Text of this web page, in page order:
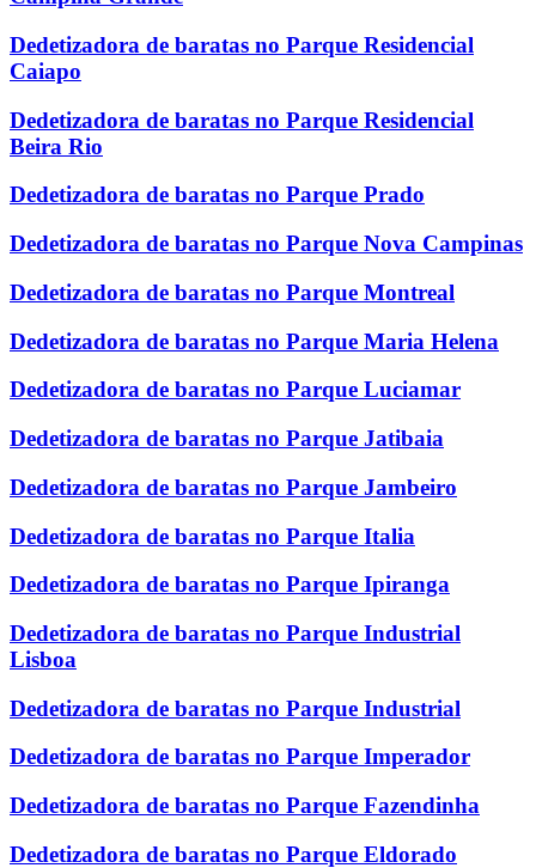
Dedetizadora de baratas no Parque Residencial
Caiapo
Dedetizadora de baratas no Parque Residencial
Beira Rio
Dedetizadora de baratas no Parque Prado
Dedetizadora de baratas no Parque Nova Campinas
Dedetizadora de baratas no Parque Montreal
Dedetizadora de baratas no Parque Maria Helena
Dedetizadora de baratas no Parque Luciamar
Dedetizadora de baratas no Parque Jatibaia
Dedetizadora de baratas no Parque Jambeiro
Dedetizadora de baratas no Parque Italia
Dedetizadora de baratas no Parque Ipiranga
Dedetizadora de baratas no Parque Industrial
Lisboa
Dedetizadora de baratas no Parque Industrial
Dedetizadora de baratas no Parque Imperador
Dedetizadora de baratas no Parque Fazendinha
Dedetizadora de baratas no Parque Eldorado